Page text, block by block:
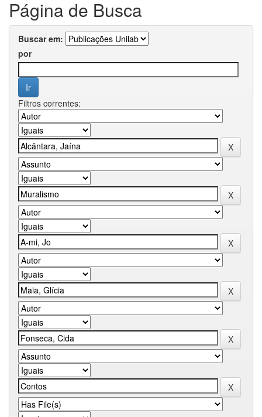
Página de Busca
Buscar em:
por
Filtros correntes: